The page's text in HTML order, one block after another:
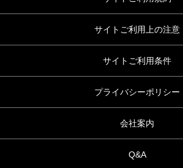
サイトご利用上の注意
サイトご利用条件
プライバシーポリシー
会社案内
Q&A